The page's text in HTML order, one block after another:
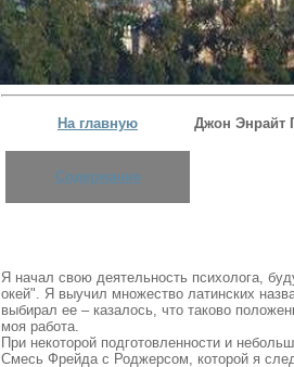
На главную Джон Энрайт
Содержание
Я начал свою деятельность психолога,
окей". Я выучил множество латинских
выбирал ее – казалось, что таково
моя работа.
При некоторой подготовленности и
Смесь Фрейда с Роджерсом, которой я